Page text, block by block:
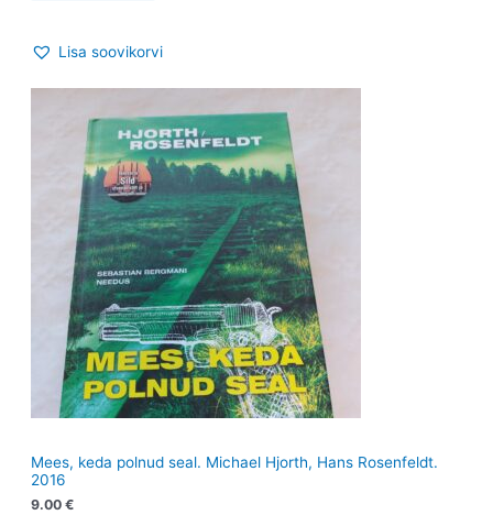
Lisa soovikorvi
Mees, keda polnud seal. Michael Hjorth, Hans Rosenfeldt.
2016
9.00 €